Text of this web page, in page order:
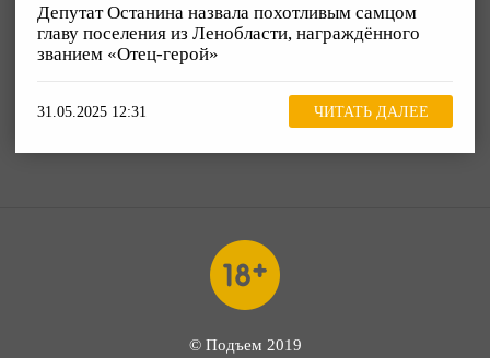
Депутат Останина назвала похотливым самцом
главу поселения из Ленобласти, награждённого
званием «Отец-герой»
31.05.2025 12:31 ЧИТАТЬ ДАЛЕЕ
© Подъем 2019